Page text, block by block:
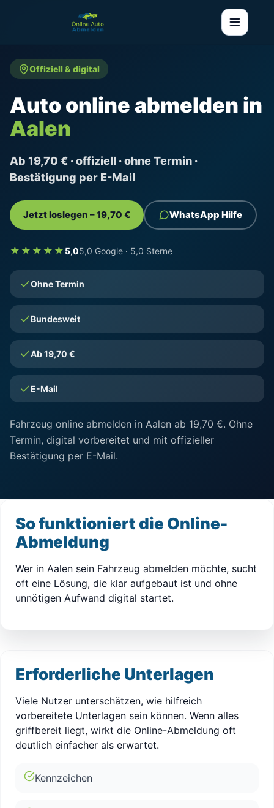
Offiziell & digital
Auto online abmelden in
Aalen
Ab 19,70 € · offiziell · ohne Termin ·
Bestätigung per E-Mail
Jetzt loslegen – 19,70 € WhatsApp Hilfe
★★★★★ 5,05,0 Google · 5,0 Sterne
Ohne Termin
Bundesweit
Ab 19,70 €
E-Mail
Fahrzeug online abmelden in Aalen ab 19,70 €. Ohne
Termin, digital vorbereitet und mit offizieller
Bestätigung per E-Mail.
So funktioniert die Online-
Abmeldung
Wer in Aalen sein Fahrzeug abmelden möchte, sucht
oft eine Lösung, die klar aufgebaut ist und ohne
unnötigen Aufwand digital startet.
Erforderliche Unterlagen
Viele Nutzer unterschätzen, wie hilfreich
vorbereitete Unterlagen sein können. Wenn alles
griffbereit liegt, wirkt die Online-Abmeldung oft
deutlich einfacher als erwartet.
Kennzeichen